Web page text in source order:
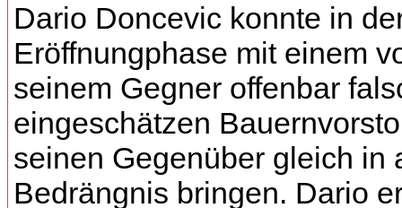
Dario Doncevic konnte in
Eröffnungphase mit einem
seinem Gegner offenbar
eingeschätzen
seinen Gegenüber gleich in
Bedrängnis bringen. Dario